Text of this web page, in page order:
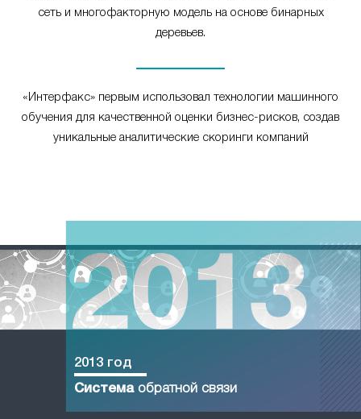
сеть и многофакторную модель на основе бинарных
деревьев.
«Интерфакс» первым использовал технологии машинного
обучения для качественной оценки бизнес-рисков, создав
уникальные аналитические скоринги компаний
2013 год
Системаобратной связи